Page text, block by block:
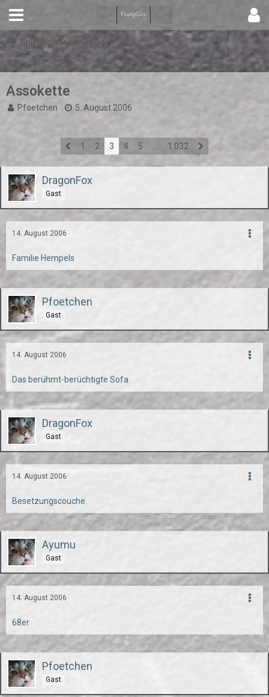
Spiel, Spaß und Unfug
Assokette
Pfoetchen 5. August 2006
1 2 3 4 5 1.032
DragonFox
Gast
14. August 2006
Familie Hempels
Pfoetchen
Gast
14. August 2006
Das berühmt-berüchtigte Sofa
DragonFox
Gast
14. August 2006
Besetzungscouche
Ayumu
Gast
14. August 2006
68er
Pfoetchen
Gast